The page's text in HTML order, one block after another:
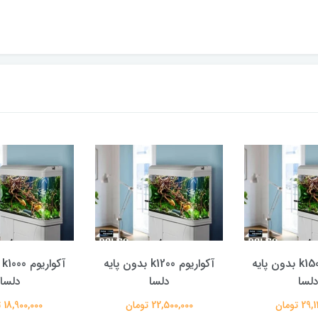
آکواریوم k1500 بدون پایه
دلسا
آکواریوم k1200 بدون پایه
دلسا
22,500,000 تومان
دلسا
18,900,000 تومان